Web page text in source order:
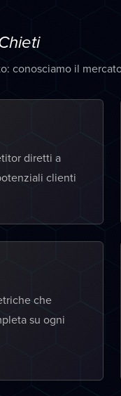
conosciamo il
diretti a
clienti
che
su ogni